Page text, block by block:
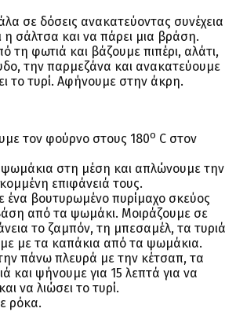
σε δόσεις ανακατεύοντας συνέχεια
η σάλτσα και να πάρει μια βράση.
τη φωτιά και βάζουμε πιπέρι, αλάτι,
την παρμεζάνα και ανακατεύουμε
το τυρί. Αφήνουμε στην άκρη.
τον φούρνο στους 180ο C στον
ψωμάκια στη μέση και απλώνουμε την
επιφάνειά τους.
ένα βουτυρωμένο πυρίμαχο σκεύος
από τα ψωμάκι. Μοιράζουμε σε
το ζαμπόν, τη μπεσαμέλ, τα τυριά
με τα καπάκια από τα ψωμάκια.
πάνω πλευρά με την κέτσαπ, τα
και ψήνουμε για 15 λεπτά για να
να λιώσει το τυρί.
ρόκα.